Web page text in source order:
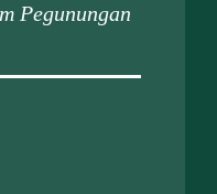
Pegunungan